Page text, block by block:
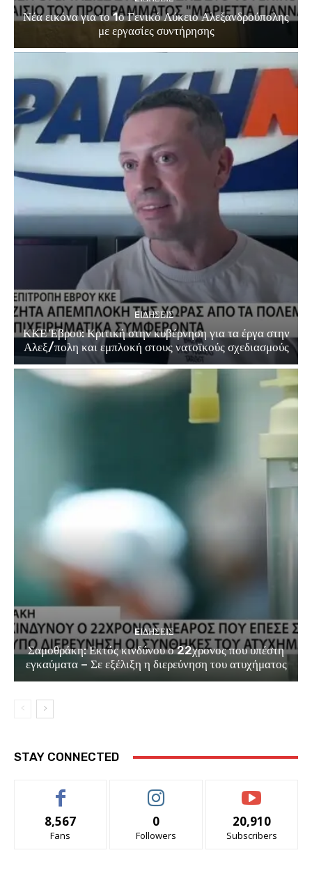
Νέα εικόνα για το 1ο Γενικό Λύκειο Αλεξανδρούπολης
με εργασίες συντήρησης
EΙΔΗΣΕΙΣ
ΚΚΕ Έβρου: Κριτική στην κυβέρνηση για τα έργα στην
Αλεξ/πολη και εμπλοκή στους νατοϊκούς σχεδιασμούς
EΙΔΗΣΕΙΣ
Σαμοθράκη: Εκτός κινδύνου ο 22χρονος που υπέστη
εγκαύματα – Σε εξέλιξη η διερεύνηση του ατυχήματος
STAY CONNECTED
8,567
Fans
0
Followers
20,910
Subscribers